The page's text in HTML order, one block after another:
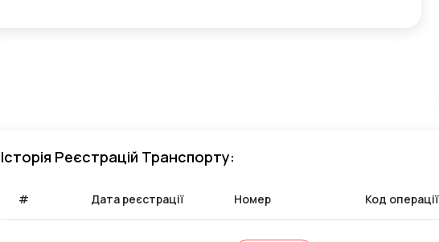
Історія Реєстрацій Транспорту:
# Дата реєстрації Номер Код операції